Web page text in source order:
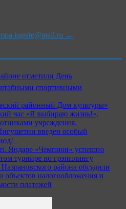
ingsite@mail.ru →
отметили День
спортивными
районный Дом культуры»
час «Я выбираю жизнь!»,
учреждения.
введен особый
Яндаре «Чемпион» успешно
турнире по грэпплингу
района обсудили
объектов налогообложения и
платежей